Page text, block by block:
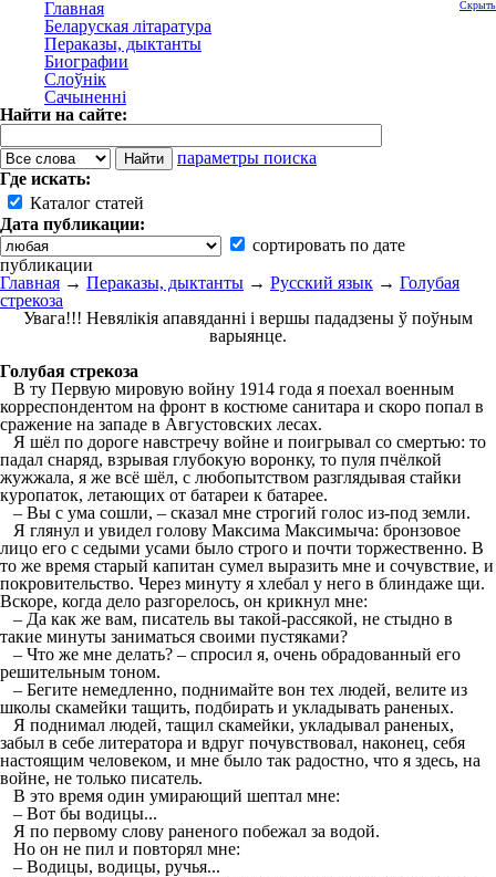
Главная
Беларуская літаратура
Пераказы, дыктанты
Биографии
Слоўнік
Сачыненні
Найти на сайте:
параметры поиска
Где искать:
Каталог статей
Дата публикации:
сортировать по дате
публикации
Скрыть
Главная → Пераказы, дыктанты → Русский язык → Голубая
стрекоза
Увага!!! Невялікія апавяданні і вершы пададзены ў поўным
варыянце.
Голубая стрекоза
В ту Первую мировую войну 1914 года я поехал военным
корреспондентом на фронт в костюме санитара и скоро попал в
сражение на западе в Августовских лесах.
Я шёл по дороге навстречу войне и поигрывал со смертью: то
падал снаряд, взрывая глубокую воронку, то пуля пчёлкой
жужжала, я же всё шёл, с любопытством разглядывая стайки
куропаток, летающих от батареи к батарее.
– Вы с ума сошли, – сказал мне строгий голос из-под земли.
Я глянул и увидел голову Максима Максимыча: бронзовое
лицо его с седыми усами было строго и почти торжественно. В
то же время старый капитан сумел выразить мне и сочувствие, и
покровительство. Через минуту я хлебал у него в блиндаже щи.
Вскоре, когда дело разгорелось, он крикнул мне:
– Да как же вам, писатель вы такой-рассякой, не стыдно в
такие минуты заниматься своими пустяками?
– Что же мне делать? – спросил я, очень обрадованный его
решительным тоном.
– Бегите немедленно, поднимайте вон тех людей, велите из
школы скамейки тащить, подбирать и укладывать раненых.
Я поднимал людей, тащил скамейки, укладывал раненых,
забыл в себе литератора и вдруг почувствовал, наконец, себя
настоящим человеком, и мне было так радостно, что я здесь, на
войне, не только писатель.
В это время один умирающий шептал мне:
– Вот бы водицы...
Я по первому слову раненого побежал за водой.
Но он не пил и повторял мне:
– Водицы, водицы, ручья...